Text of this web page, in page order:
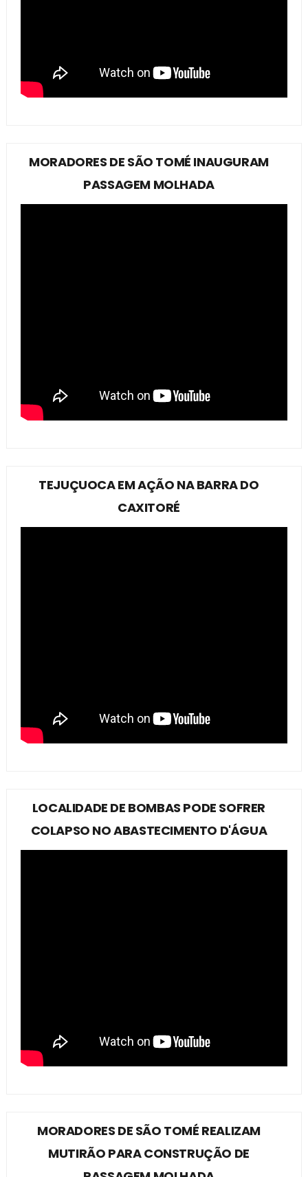
MORADORES DE SÃO TOMÉ INAUGURAM
PASSAGEM MOLHADA
TEJUÇUOCA EM AÇÃO NA BARRA DO
CAXITORÉ
LOCALIDADE DE BOMBAS PODE SOFRER
COLAPSO NO ABASTECIMENTO D'ÁGUA
MORADORES DE SÃO TOMÉ REALIZAM
MUTIRÃO PARA CONSTRUÇÃO DE